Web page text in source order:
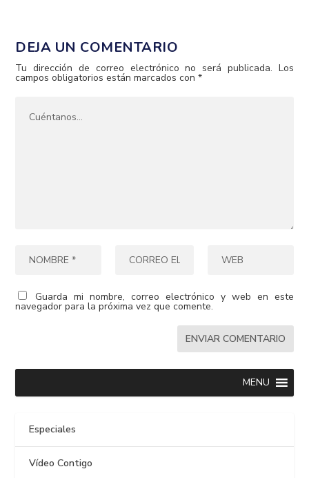
DEJA UN COMENTARIO
Tu dirección de correo electrónico no será publicada. Los
campos obligatorios están marcados con*
Guarda mi nombre, correo electrónico y web en este
navegador para la próxima vez que comente.
MENU
Especiales
Vídeo Contigo